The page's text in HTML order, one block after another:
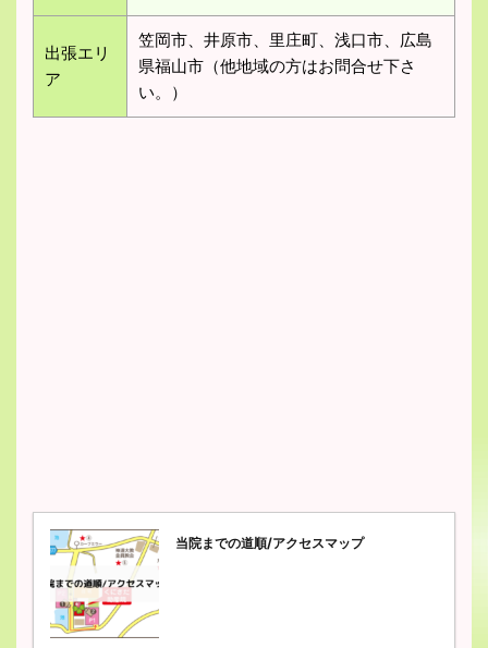
出張エリ
ア
笠岡市、井原市、里庄町、浅口市、広島
県福山市（他地域の方はお問合せ下さ
い。）
当院までの道順/アクセスマップ